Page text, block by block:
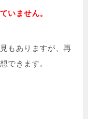
いません。
もありますが、再
できます。